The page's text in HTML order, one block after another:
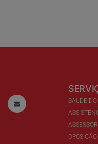
SAÚDE
OPOSIÇÃO